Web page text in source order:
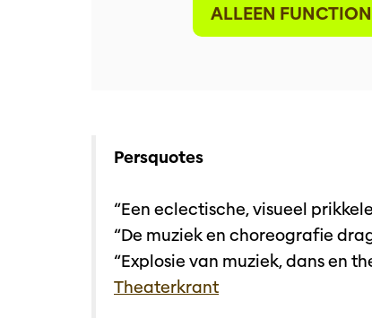
ALLEEN
Persquotes
“Een eclectische, visueel
“De muziek en choreografie
“Explosie van muziek, dans en
Theaterkrant